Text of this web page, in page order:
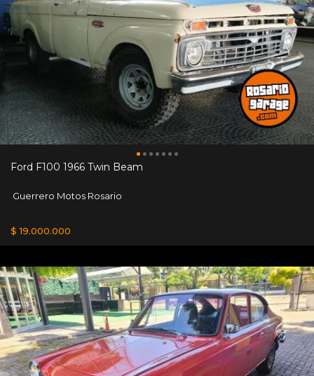
Ford F100 1966 Twin Beam
Guerrero Motos Rosario
$ 19.000.000